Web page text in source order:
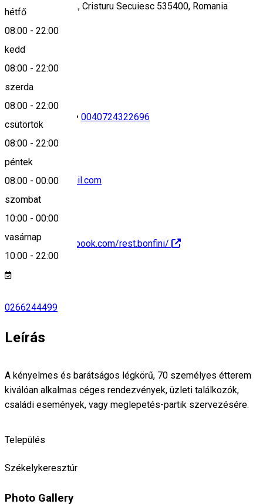
hétfő
08:00 - 22:00
kedd
08:00 - 22:00
szerda
08:00 - 22:00
csütörtök
08:00 - 22:00
péntek
08:00 - 00:00
szombat
10:00 - 00:00
vasárnap
10:00 - 22:00
Piața Libertății 52, Cristuru Secuiesc 535400, Romania
Keresd térképen
• 0040724322696
etterem.brv@gmail.com
https://www.facebook.com/rest.bonfini/
0266244499
Leírás
A kényelmes és barátságos légkörű, 70 személyes étterem
kiválóan alkalmas céges rendezvények, üzleti találkozók,
családi események, vagy meglepetés-partik szervezésére.
Település
Székelykeresztúr
Photo Gallery